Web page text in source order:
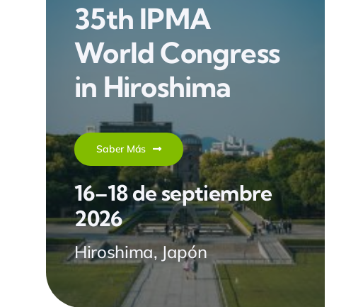
35th IPMA
World Congress
in Hiroshima
Saber Más
16–18 de septiembre
2026
Hiroshima, Japón